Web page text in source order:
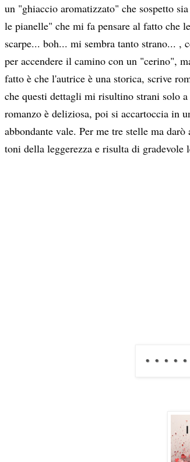
un "ghiaccio aromatizzato" che sospetto
le pianelle" che mi fa pensare al fatto che
scarpe... boh... mi sembra tanto strano... ,
per accendere il camino con un "cerino",
fatto è che l'autrice è una storica, scrive
che questi dettagli mi risultino strani solo
romanzo è deliziosa, poi si accartoccia in
abbondante vale. Per me tre stelle ma
toni della leggerezza e risulta di gradevole